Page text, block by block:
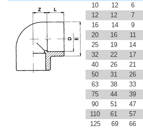
10
12
6
12
12
7
16
14 9
20
16 11
25
19 14
32
22 17
40
26 21
50
31 26
63
38 33
75
44 39
90
51 47
110
61 57
125
69 66